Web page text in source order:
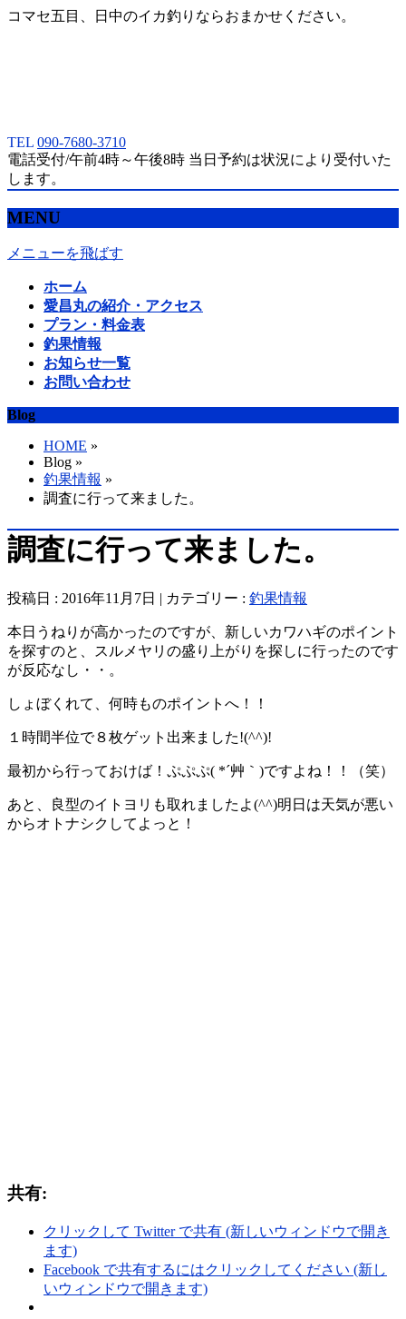
コマセ五目、日中のイカ釣りならおまかせください。
TEL 090-7680-3710
電話受付/午前4時～午後8時 当日予約は状況により受付いた
します。
MENU
メニューを飛ばす
ホーム
愛昌丸の紹介・アクセス
プラン・料金表
釣果情報
お知らせ一覧
お問い合わせ
Blog
HOME »
Blog »
釣果情報 »
調査に行って来ました。
調査に行って来ました。
投稿日 : 2016年11月7日 | カテゴリー : 釣果情報
本日うねりが高かったのですが、新しいカワハギのポイント
を探すのと、スルメヤリの盛り上がりを探しに行ったのです
が反応なし・・。
しょぼくれて、何時ものポイントへ！！
１時間半位で８枚ゲット出来ました!(^^)!
最初から行っておけば！ぷぷぷ( *´艸｀)ですよね！！（笑）
あと、良型のイトヨリも取れましたよ(^^)明日は天気が悪い
からオトナシクしてよっと！
共有:
クリックして Twitter で共有 (新しいウィンドウで開き
ます)
Facebook で共有するにはクリックしてください (新し
いウィンドウで開きます)